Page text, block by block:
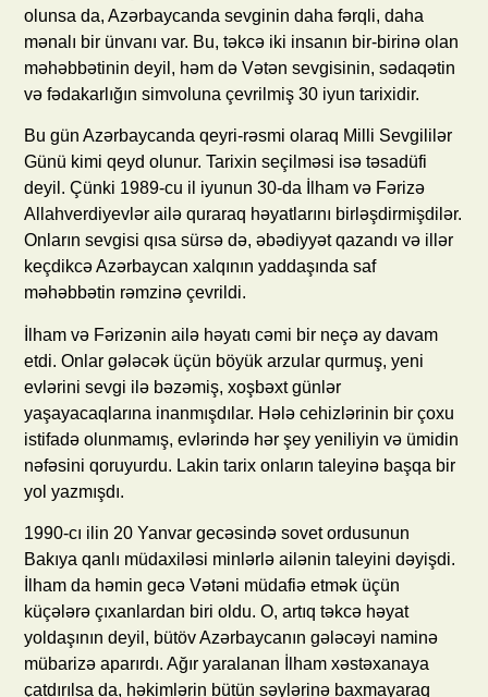
olunsa da, Azərbaycanda sevginin daha fərqli, daha
mənalı bir ünvanı var. Bu, təkcə iki insanın bir-birinə olan
məhəbbətinin deyil, həm də Vətən sevgisinin, sədaqətin
və fədakarlığın simvoluna çevrilmiş 30 iyun tarixidir.
Bu gün Azərbaycanda qeyri-rəsmi olaraq Milli Sevgililər
Günü kimi qeyd olunur. Tarixin seçilməsi isə təsadüfi
deyil. Çünki 1989-cu il iyunun 30-da İlham və Fərizə
Allahverdiyevlər ailə quraraq həyatlarını birləşdirmişdilər.
Onların sevgisi qısa sürsə də, əbədiyyət qazandı və illər
keçdikcə Azərbaycan xalqının yaddaşında saf
məhəbbətin rəmzinə çevrildi.
İlham və Fərizənin ailə həyatı cəmi bir neçə ay davam
etdi. Onlar gələcək üçün böyük arzular qurmuş, yeni
evlərini sevgi ilə bəzəmiş, xoşbəxt günlər
yaşayacaqlarına inanmışdılar. Hələ cehizlərinin bir çoxu
istifadə olunmamış, evlərində hər şey yeniliyin və ümidin
nəfəsini qoruyurdu. Lakin tarix onların taleyinə başqa bir
yol yazmışdı.
1990-cı ilin 20 Yanvar gecəsində sovet ordusunun
Bakıya qanlı müdaxiləsi minlərlə ailənin taleyini dəyişdi.
İlham da həmin gecə Vətəni müdafiə etmək üçün
küçələrə çıxanlardan biri oldu. O, artıq təkcə həyat
yoldaşının deyil, bütöv Azərbaycanın gələcəyi naminə
mübarizə aparırdı. Ağır yaralanan İlham xəstəxanaya
çatdırılsa da, həkimlərin bütün səylərinə baxmayaraq